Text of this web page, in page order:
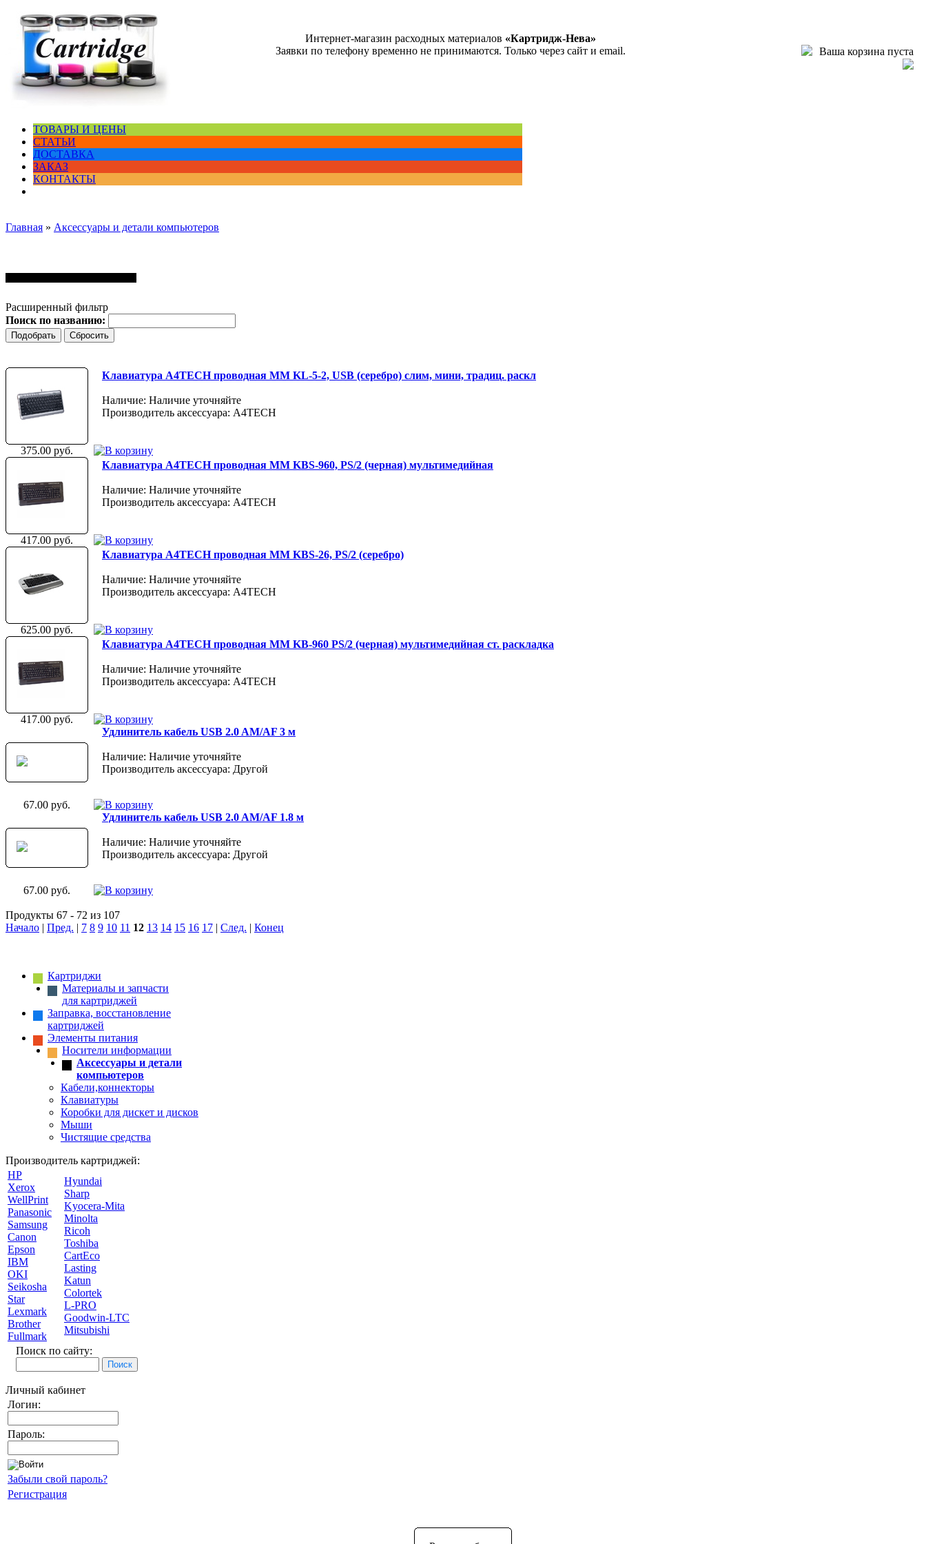
Интернет-магазин расходных материалов «Картридж-Нева»
Заявки по телефону временно не принимаются. Только через сайт и email.
Ваша корзина пуста
ТОВАРЫ И ЦЕНЫ
СТАТЬИ
ДОСТАВКА
ЗАКАЗ
КОНТАКТЫ
Главная » Аксессуары и детали компьютеров
Расширенный фильтр
Поиск по названию:
Клавиатура A4TECH проводная ММ KL-5-2, USB (серебро) слим, мини, традиц. раскл
Наличие: Наличие уточняйте
Производитель аксессуара: A4TECH
375.00 руб.
Клавиатура A4TECH проводная ММ KBS-960, PS/2 (черная) мультимедийная
Наличие: Наличие уточняйте
Производитель аксессуара: A4TECH
417.00 руб.
Клавиатура A4TECH проводная ММ KBS-26, PS/2 (серебро)
Наличие: Наличие уточняйте
Производитель аксессуара: A4TECH
625.00 руб.
Клавиатура A4TECH проводная ММ KB-960 PS/2 (черная) мультимедийная ст. раскладка
Наличие: Наличие уточняйте
Производитель аксессуара: A4TECH
417.00 руб.
Удлинитель кабель USB 2.0 AM/AF 3 м
Наличие: Наличие уточняйте
Производитель аксессуара: Другой
67.00 руб.
Удлинитель кабель USB 2.0 AM/AF 1.8 м
Наличие: Наличие уточняйте
Производитель аксессуара: Другой
67.00 руб.
Продукты 67 - 72 из 107
Начало | Пред. | 7 8 9 10 11 12 13 14 15 16 17 | След. | Конец
Картриджи
Материалы и запчасти
для картриджей
Заправка, восстановление
картриджей
Элементы питания
Носители информации
Аксессуары и детали
компьютеров
Кабели,коннекторы
Клавиатуры
Коробки для дискет и дисков
Мыши
Чистящие средства
Производитель картриджей:
HP
Xerox
WellPrint
Panasonic
Samsung
Canon
Epson
IBM
OKI
Seikosha
Star
Lexmark
Brother
Fullmark
Hyundai
Sharp
Kyocera-Mita
Minolta
Ricoh
Toshiba
CartEco
Lasting
Katun
Colortek
L-PRO
Goodwin-LTC
Mitsubishi
Поиск по сайту:
Личный кабинет
Логин:
Пароль:
Забыли свой пароль?
Регистрация